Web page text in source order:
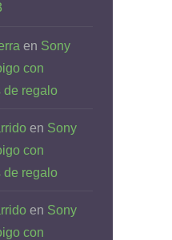
en Sony
con
de regalo
en Sony
con
de regalo
en Sony
con